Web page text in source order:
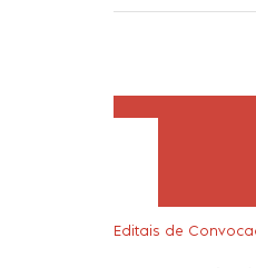
Editais de